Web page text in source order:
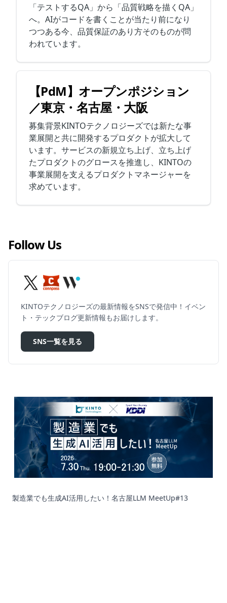
「テストするQA」から「品質戦略を描くQA」
へ。AIがコードを書くことが当たり前になり
つつある今、品質保証のあり方そのものが問
われています。
【PdM】オープンポジション
／東京・名古屋・大阪
募集背景KINTOテクノロジーズでは新たな事
業展開と共に開発するプロダクトが拡大して
います。サービスの新規立ち上げ、立ち上げ
たプロダクトのグロースを推進し、KINTOの
事業展開を支えるプロダクトマネージャーを
求めています。
Follow Us
KINTOテクノロジーズの最新情報をSNSで発信中！イベン
ト・テックブログ更新情報もお届けします。
SNS一覧を見る
製造業でも生成AI活用したい！名古屋LLM MeetUp#13